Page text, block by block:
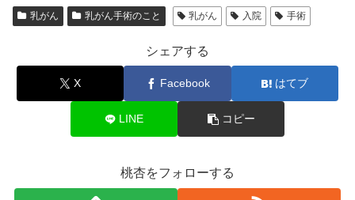
乳がん 乳がん手術のこと 乳がん 入院 手術
シェアする
X Facebook はてブ
LINE コピー
桃杏をフォローする